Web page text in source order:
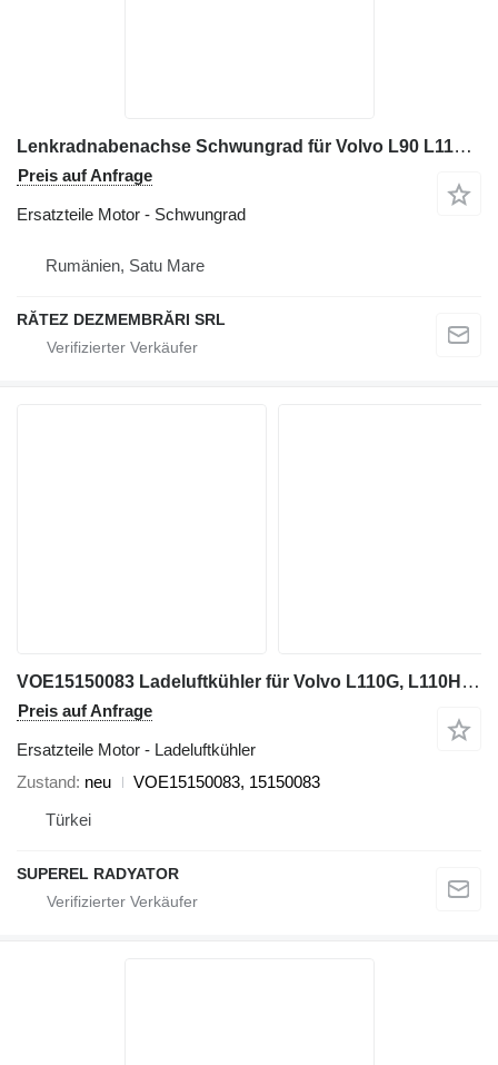
Lenkradnabenachse Schwungrad für Volvo L90 L110 L120 L150 L180 L220 Radlader
Preis auf Anfrage
Ersatzteile Motor - Schwungrad
Rumänien, Satu Mare
RĂTEZ DEZMEMBRĂRI SRL
VOE15150083 Ladeluftkühler für Volvo L110G, L110H, L120G, L120H Radlader
Preis auf Anfrage
Ersatzteile Motor - Ladeluftkühler
Zustand
neu
VOE15150083, 15150083
Türkei
SUPEREL RADYATOR